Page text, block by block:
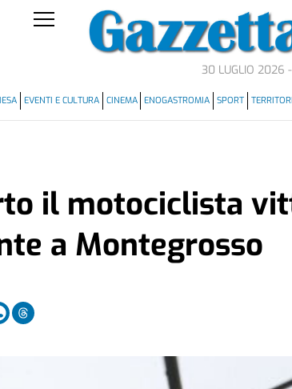
30 LUGLIO 2026
EVENTI E CULTURA CINEMA ENOGASTROMIA SPORT
il motociclista
a Montegrosso